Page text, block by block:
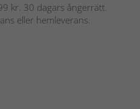
kr. 30 dagars ångerrätt.
eller hemleverans.